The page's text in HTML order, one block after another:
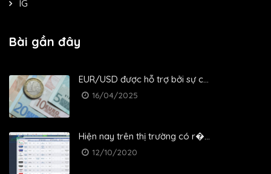
IG
Bài gần đây
EUR/USD được hỗ trợ bởi sự c...
16/04/2025
Hiện nay trên thị trường có r�...
12/10/2020